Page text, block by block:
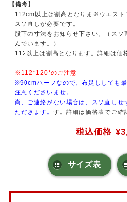
【備考】
112cm以上は割高となりま※ウエス
スソ直しが必要です。
股下の寸法をお知らせ下さい。（スソ
んでいます。）
112以上は割高となります。詳細は価
※112*120*のご注意
※90cmハーフなので、布足ししても
注意くださいませ。
尚、ご連絡がない場合は、スソ直しせ
ただきます。 す。詳細は価格表でご確
税込価格
サイズ表